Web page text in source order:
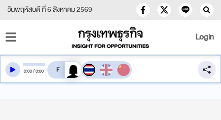
วันพฤหัสบดี ที่ 6 สิงหาคม 2569
Login
0:00/0:00 สลับเสียงอ่าน